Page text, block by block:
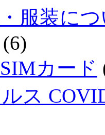
服装に
(6)
カード
ス